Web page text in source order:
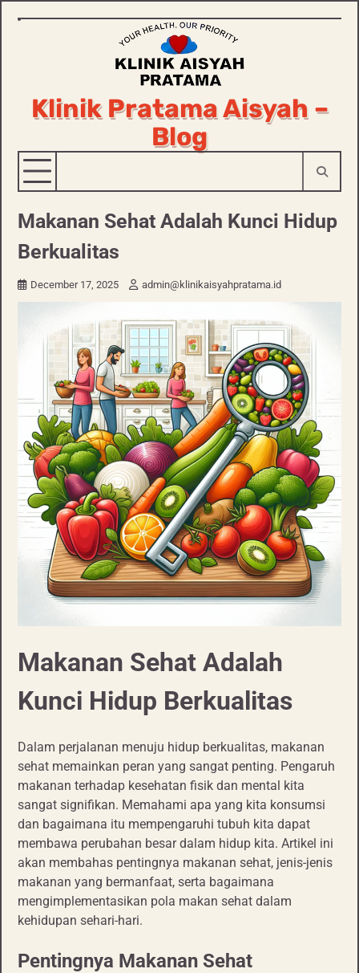
Skip
Klinik Pratama Aisyah –
Blog
Makanan Sehat Adalah Kunci Hidup
Berkualitas
December 17, 2025 admin@klinikaisyahpratama.id
Makanan Sehat Adalah
Kunci Hidup Berkualitas
Dalam perjalanan menuju hidup berkualitas, makanan
sehat memainkan peran yang sangat penting. Pengaruh
makanan terhadap kesehatan fisik dan mental kita
sangat signifikan. Memahami apa yang kita konsumsi
dan bagaimana itu mempengaruhi tubuh kita dapat
membawa perubahan besar dalam hidup kita. Artikel ini
akan membahas pentingnya makanan sehat, jenis-jenis
makanan yang bermanfaat, serta bagaimana
mengimplementasikan pola makan sehat dalam
kehidupan sehari-hari.
Pentingnya Makanan Sehat